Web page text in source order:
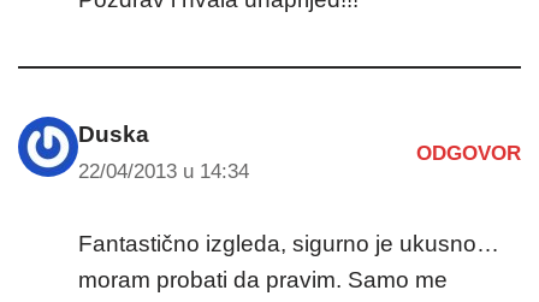
Duska
22/04/2013 u 14:34
ODGOVOR
Fantastično izgleda, sigurno je ukusno…
moram probati da pravim. Samo me